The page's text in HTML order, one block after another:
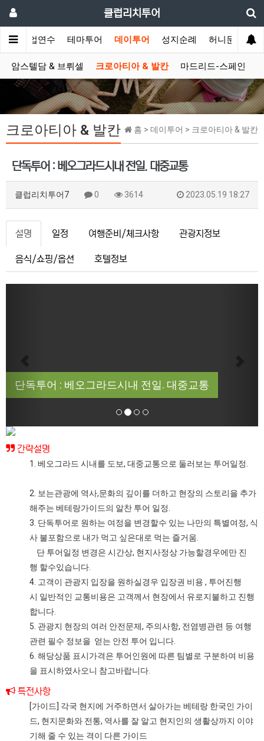
클럽리치투어
무/기업연수 테마투어 데이투어 성지순례 허니문 시
암스텔담 & 브뤼셀 크로아티아 & 발칸 마드리드-스페인
홈 > 데이투어 > 크로아티아 & 발칸
크로아티아 & 발칸
단독투어 : 베오그라드시내 전일. 대중교통
클럽리치투어7 0 3614 2023.05.19 18:27
설명 일정 여행준비/체크사항 관광지정보
음식/쇼핑/옵션 호텔정보
단독투어 : 베오그라드시내 전일. 대중교통
간략설명
1. 베오그라드 시내를 도보, 대중교통으로 둘러보는 투어일정.
2. 보는관광에 역사,문화의 깊이를 더하고 현장의 스토리을 추가
해주는 베테랑가이드의 알찬 투어 일정.
3. 단독투어로 원하는 여정을 변경할수 있는 나만의 특별여정, 식
사 불포함으로 내가 먹고 싶은대로 먹는 즐거움.
단 투어일정 변경은 시간상, 현지사정상 가능할경우에만 진
행 할수있습니다.
4. 고객이 관광지 입장을 원하실경우 입장권 비용 , 투어진행
시 일반적인 교통비용은 고객께서 현장에서 유로지불하고 진행
합니다.
5. 관광지 현장의 여러 안전문제, 주의사항, 전염병관련 등 여행
관련 필수 정보을 얻는 안전 투어 입니다.
6. 해당상품 표시가격은 투어인원에 따른 팀별로 구분하여 비용
을 표시하였사오니 참고바랍니다.
특전사항
[가이드] 각국 현지에 거주하면서 살아가는 베테랑 한국인 가이
드, 현지문화와 전통, 역사를 잘 알고 현지인의 생활상까지 이야
기해 줄 수 있는 격이 다른 가이드